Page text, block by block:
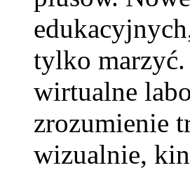
tylko
wirtualne
zrozumienie
wizualnie,